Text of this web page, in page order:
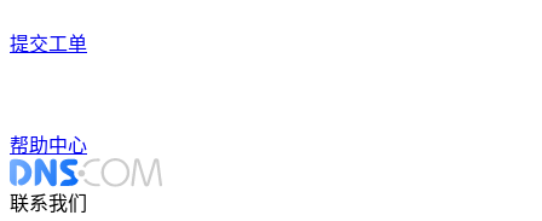
提交工单
帮助中心
联系我们